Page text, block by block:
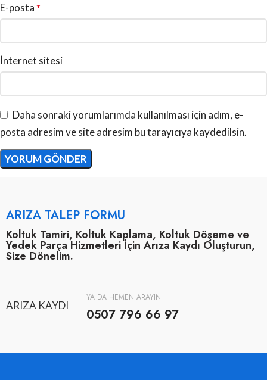
E-posta *
İnternet sitesi
Daha sonraki yorumlarımda kullanılması için adım, e-
posta adresim ve site adresim bu tarayıcıya kaydedilsin.
ARIZA TALEP FORMU
Koltuk Tamiri, Koltuk Kaplama, Koltuk Döşeme ve
Yedek Parça Hizmetleri İçin Arıza Kaydı Oluşturun,
Size Dönelim.
ARIZA KAYDI
YA DA HEMEN ARAYIN
0507 796 66 97